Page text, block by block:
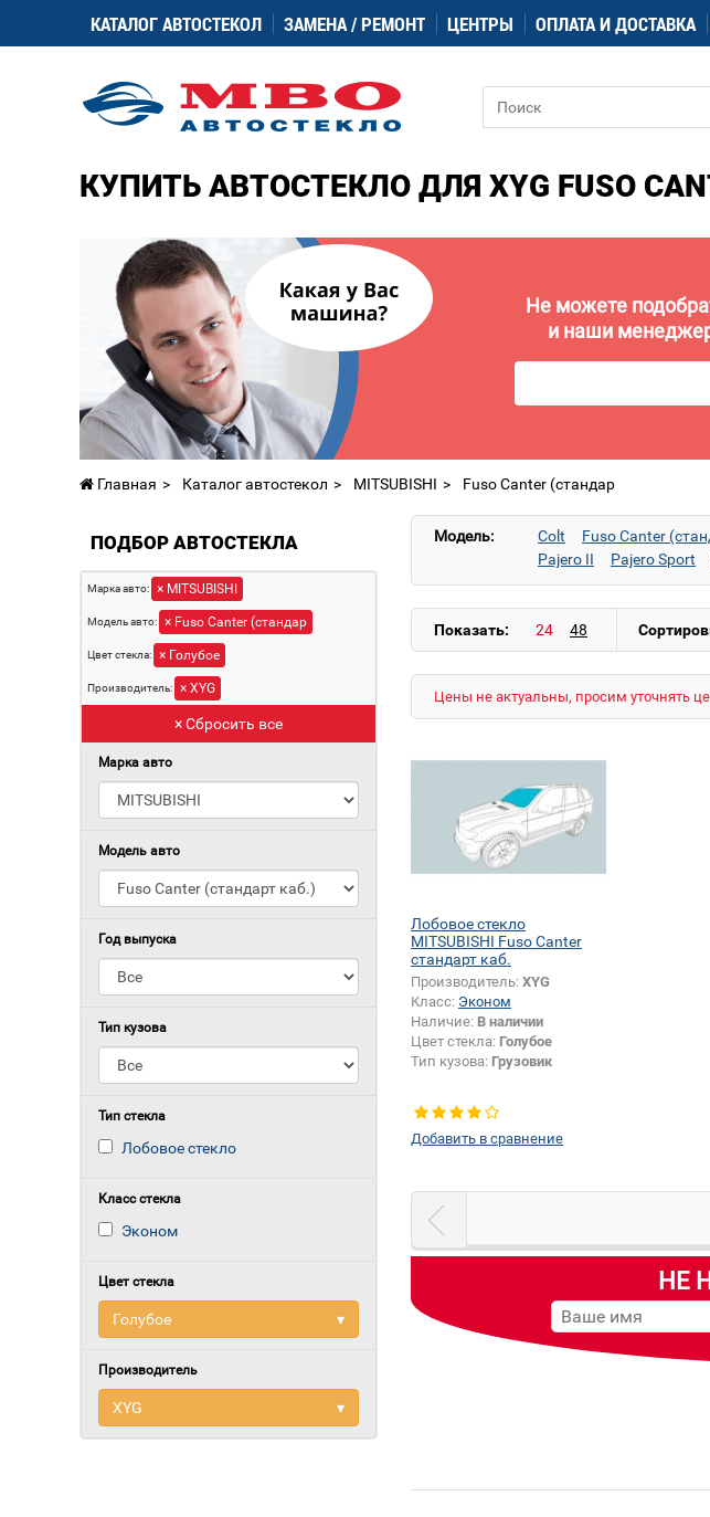
КАТАЛОГ АВТОСТЕКОЛ ЗАМЕНА / РЕМОНТ ЦЕНТРЫ ОПЛАТА И ДОСТАВКА
КУПИТЬ АВТОСТЕКЛО ДЛЯ XYG FUSO
Не можете
и наши
Главная Каталог автостекол MITSUBISHI Fuso Canter (стандар
ПОДБОР АВТОСТЕКЛА
Марка авто: × MITSUBISHI
Модель авто: × Fuso Canter (стандар
Цвет стекла: × Голубое
Производитель: × XYG
× Сбросить все
Марка авто
Модель авто
Год выпуска
Тип кузова
Тип стекла
Лобовое стекло
Класс стекла
Эконом
Цвет стекла
▾
Голубое
Производитель
▾
XYG
Модель: Colt Fuso Canter
Pajero II
Pajero Sport
Показать:
Цены не актуальны, просим уточнять
Лобовое стекло
MITSUBISHI Fuso Canter
стандарт каб.
Производитель: XYG
Класс: Эконом
Наличие: В наличии
Цвет стекла: Голубое
Тип кузова: Грузовик
Добавить в сравнение
НЕ